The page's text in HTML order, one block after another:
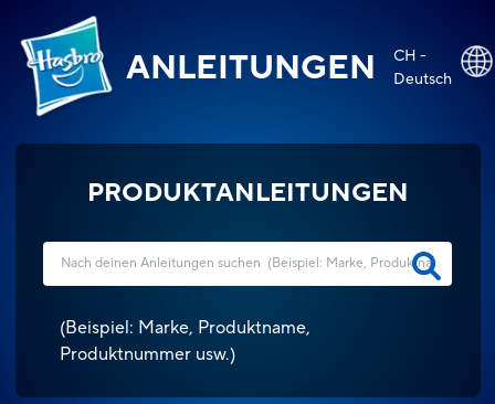
ANLEITUNGEN
CH -
Deutsch
PRODUKTANLEITUNGEN
(Beispiel: Marke, Produktname,
Produktnummer usw.)